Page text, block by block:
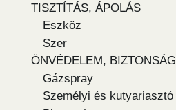
TISZTÍTÁS, ÁPOLÁS
Eszköz
Szer
ÖNVÉDELEM, BIZTONSÁG
Gázspray
Személyi és kutyariasztó